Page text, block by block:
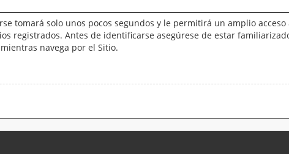
tomará solo unos pocos segundos y le permitirá un amplio
registrados. Antes de identificarse asegúrese de estar
navega por el Sitio.